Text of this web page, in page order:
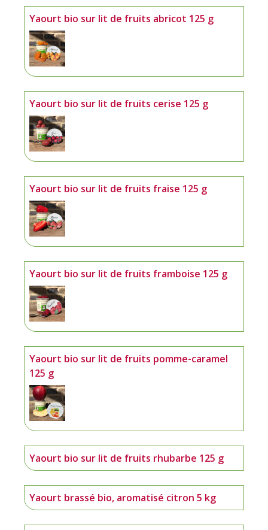
Yaourt bio sur lit de fruits abricot 125 g
Yaourt bio sur lit de fruits cerise 125 g
Yaourt bio sur lit de fruits fraise 125 g
Yaourt bio sur lit de fruits framboise 125 g
Yaourt bio sur lit de fruits pomme-caramel
125 g
Yaourt bio sur lit de fruits rhubarbe 125 g
Yaourt brassé bio, aromatisé citron 5 kg